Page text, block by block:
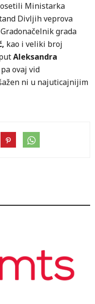
Ministarka
Divljih veprova
Gradonačelnik grada
kao i veliki broj
Aleksandra
ovaj vid
ni u najuticajnijim